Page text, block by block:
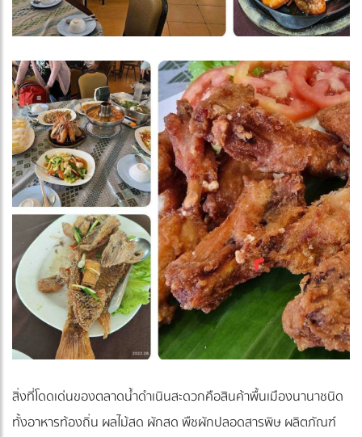
สิ่งที่โดดเด่นของตลาดน้ำดำเนินสะดวกคือสินค้าพื้นเมืองนานาชนิด
ทั้งอาหารท้องถิ่น ผลไม้สด ผักสด พืชผักปลอดสารพิษ ผลิตภัณฑ์